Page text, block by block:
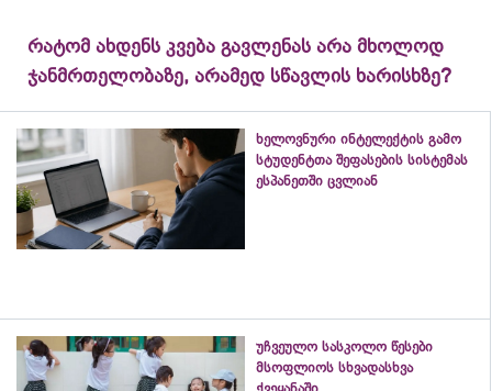
რატომ ახდენს კვება გავლენას არა მხოლოდ
ჯანმრთელობაზე, არამედ სწავლის ხარისხზე?
ხელოვნური ინტელექტის გამო
სტუდენტთა შეფასების სისტემას
ესპანეთში ცვლიან
უჩვეულო სასკოლო წესები
მსოფლიოს სხვადასხვა